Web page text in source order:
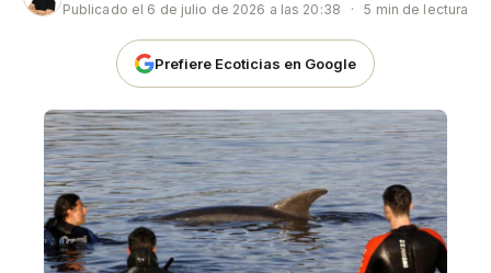
Publicado el 6 de julio de 2026 a las 20:38 · 5 min de lectura
Prefiere Ecoticias en Google